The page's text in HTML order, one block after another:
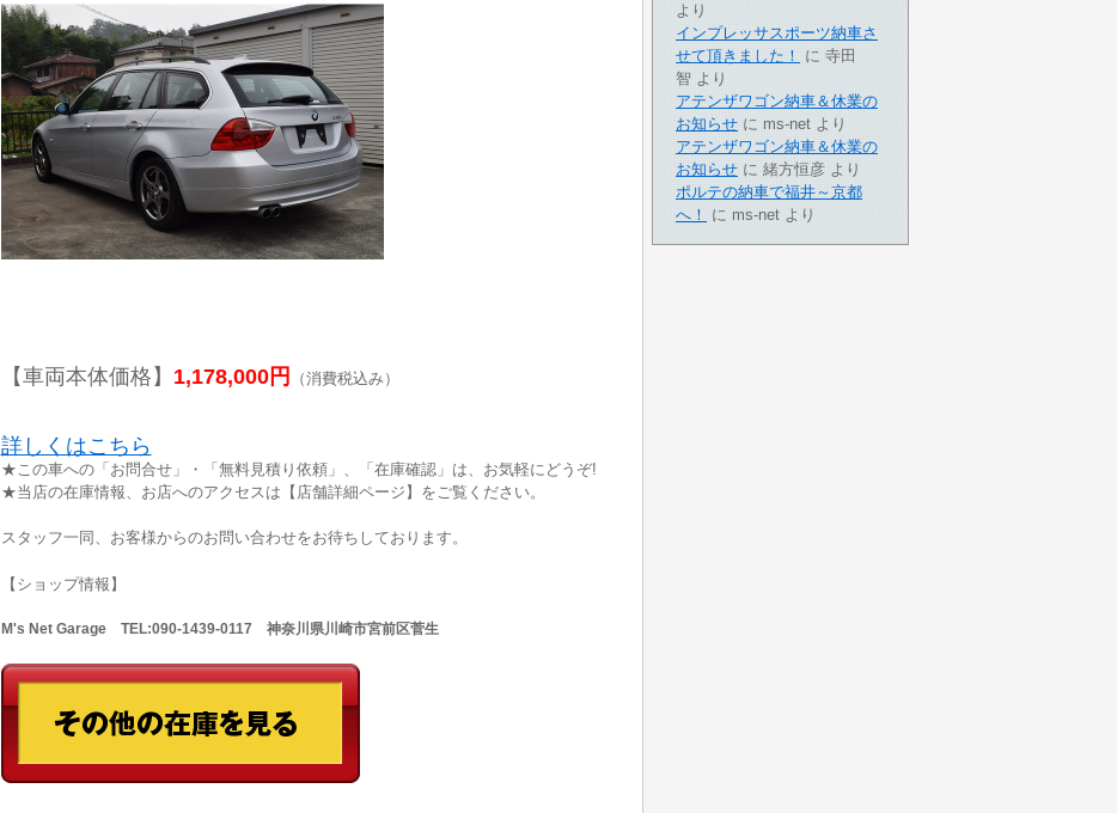
より
インプレッサスポーツ納車さ
せて頂きました！
に 寺田
智 より
アテンザワゴン納車＆休業の
お知らせ に ms-net より
アテンザワゴン納車＆休業の
お知らせ に 緒方恒彦 より
ポルテの納車で福井～京都
へ！
に ms-net より
【車両本体価格】 1,178,000円 （消費税込み）
詳しくはこちら
★この車への「お問合せ」・「無料見積り依頼」、「在庫確認」は、お気軽にどうぞ!
★当店の在庫情報、お店へのアクセスは【店舗詳細ページ】をご覧ください。
スタッフ一同、お客様からのお問い合わせをお待ちしております。
【ショップ情報】
M's Net Garage TEL:090-1439-0117 神奈川県川崎市宮前区菅生